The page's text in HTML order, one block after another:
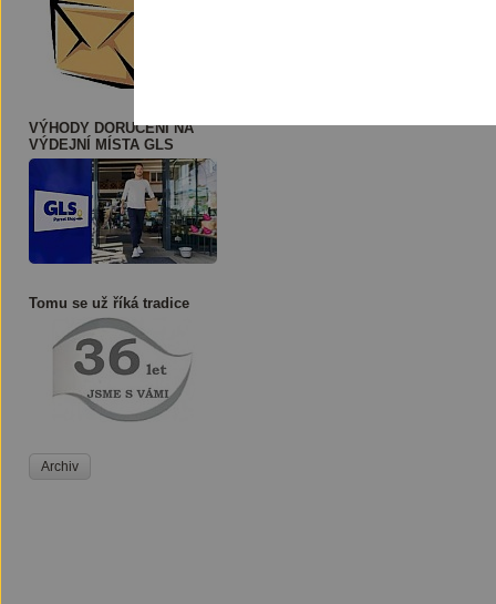
VÝHODY DORUČENÍ NA
VÝDEJNÍ MÍSTA GLS
Tomu se už říká tradice
Archiv